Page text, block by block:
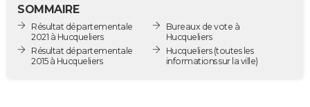
Destinations
City break
Voyage nature
Voyage de noces
Forum
Climat
GUIDES D'ACHAT
SOMMAIRE
Résultat départementale
2021 à Hucqueliers
Résultat départementale
2015 à Hucqueliers
Bureaux de vote à
Hucqueliers
Hucqueliers(toutes les
informations sur la ville)